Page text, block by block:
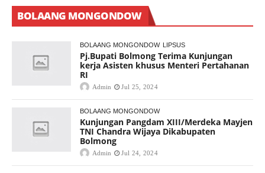
BOLAANG MONGONDOW
BOLAANG MONGONDOW LIPSUS
Pj.Bupati Bolmong Terima Kunjungan
kerja Asisten khusus Menteri Pertahanan
RI
Admin Jul 25, 2024
BOLAANG MONGONDOW
Kunjungan Pangdam XIII/Merdeka Mayjen
TNI Chandra Wijaya Dikabupaten
Bolmong
Admin Jul 24, 2024